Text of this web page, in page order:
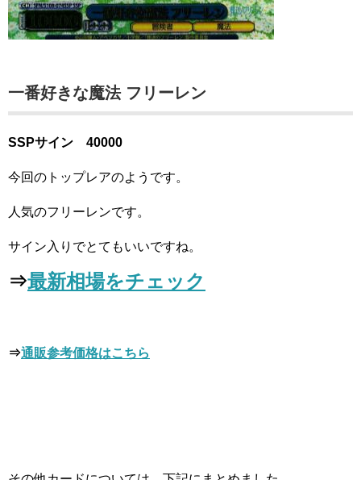
一番好きな魔法 フリーレン
SSPサイン 40000
今回のトップレアのようです。
人気のフリーレンです。
サイン入りでとてもいいですね。
⇒最新相場をチェック
⇒通販参考価格はこちら